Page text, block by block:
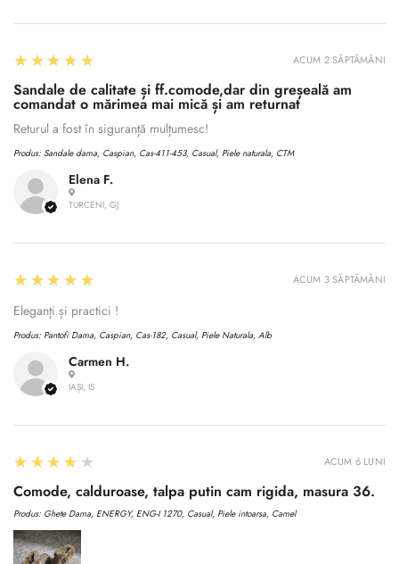
Elena F.
TURCENI, GJ
5
★★★★★
Sandale de calitate și ff.comode,dar din greșeală am
comandat o mărimea mai mică și am returnat
Returul a fost în siguranță mulțumesc!
Produs: Sandale dama, Caspian, Cas-411-453, Casual, Piele naturala, CTM
ACUM 2 SĂPTĂMÂNI
Carmen H.
IAȘI, IS
5
★★★★★
Eleganți și practici !
Produs: Pantofi Dama, Caspian, Cas-182, Casual, Piele Naturala, Alb
ACUM 3 SĂPTĂMÂNI
4
★★★★★
Comode, calduroase, talpa putin cam rigida, masura 36.
Produs: Ghete Dama, ENERGY, ENG-I 1270, Casual, Piele intoarsa, Camel
ACUM 6 LUNI